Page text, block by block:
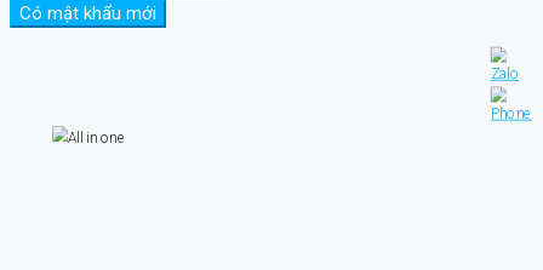
Có mật khẩu mới